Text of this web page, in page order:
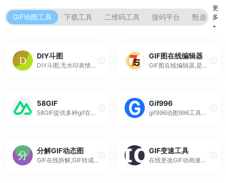
GIF动图工具 下载工具 二维码工具 接码平台 甄选推荐
更
多
+
DIY斗图
DIY斗图,无水印表情包图片下载分享与在线制作字幕GIF、gif制作、动图加字恶搞制作、来diy属于自己的表情包吧！
GIF图在线编辑器
GIF图在线编辑器,是一个gif在线图像工具
58GIF
58GIF提供多种gif在线制作与编辑工具，制作合成gif，视频转gif，gif编辑，gif压缩，gif拼图，gif裁剪，录屏转gif等，在线操作，无需下载
Gif996
gif996动图996工具网支持多种gif编辑制作功能，打开网站即可进行多图合成gif、视频转高清gif、GIF压缩、GIF裁剪、GIF调速等功能，同时支持多张图片合成gif、视频转gif，不需要下载任何软件即可在线进行动态图片编辑制作。
分解GIF动态图
GIF在线拆解,GIF转成帧,GIF帧截图,GIF慢放,动态图在线播放,暂停、逐帧播放,动态图片分解,动态图拆解,在线GIF分解工具
GIF变速工具
在线更改GIF动画速度的简单工具。在工具中上传Gif动画图片，使用范围滑块修改GIF动画的速度，然后单击提交按钮。修改GIF速度后，会显示速度更改后的GIF预览以及下载按钮。此工具有助于修改GIF图像运行得更快或更慢而不会降低质量。